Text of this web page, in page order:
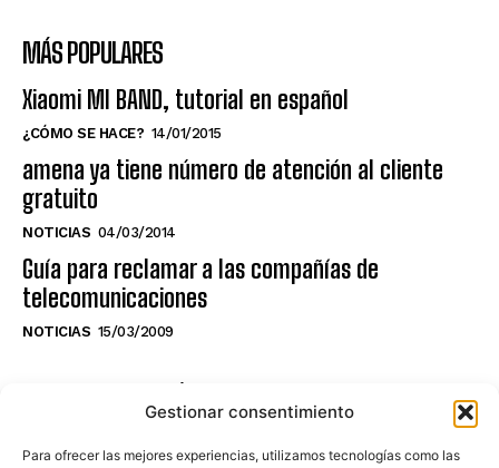
Gestionar consentimiento
Para ofrecer las mejores experiencias, utilizamos tecnologías como las
MÁS POPULARES
Xiaomi MI BAND, tutorial en español
¿CÓMO SE HACE? 14/01/2015
amena ya tiene número de atención al cliente
gratuito
NOTICIAS 04/03/2014
Guía para reclamar a las compañías de
telecomunicaciones
NOTICIAS 15/03/2009
NO TE PIERDAS LO ÚLTIMO DEL CANAL